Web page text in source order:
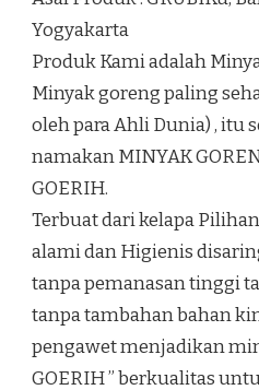
Yogyakarta
Produk Kami adalah
Minyak goreng paling
oleh para Ahli Dunia) , itu
namakan MINYAK
GOERIH.
Terbuat dari kelapa
alami dan Higienis
tanpa pemanasan tinggi
tanpa tambahan bahan
pengawet menjadikan
GOERIH ” berkualitas